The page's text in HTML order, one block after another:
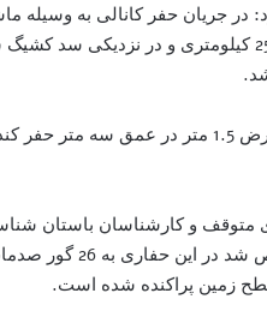
جریان حفر کانالی به وسیله
طرف قرارداد آب و فاضلاب شهرستان نیکشهر در حومه 25 کیلومتری و
به گفته وی، پیمانکار قرار بود کانالی به طول480 متر و
متوقف و کارشناسان باستان